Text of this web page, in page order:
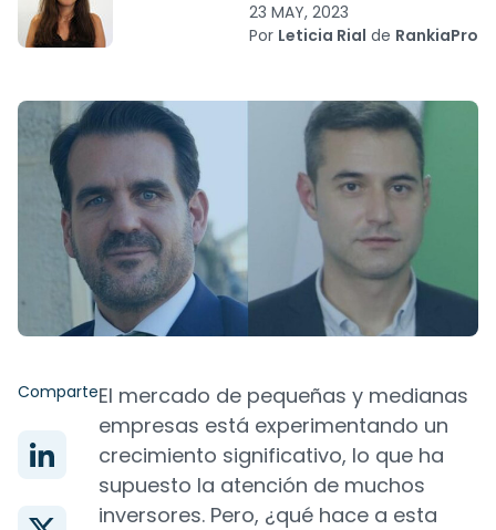
23 MAY, 2023
Por Leticia Rial de RankiaPro
ComparteEl mercado de pequeñas y medianas
empresas está experimentando un
crecimiento significativo, lo que ha
supuesto la atención de muchos
inversores. Pero, ¿qué hace a esta